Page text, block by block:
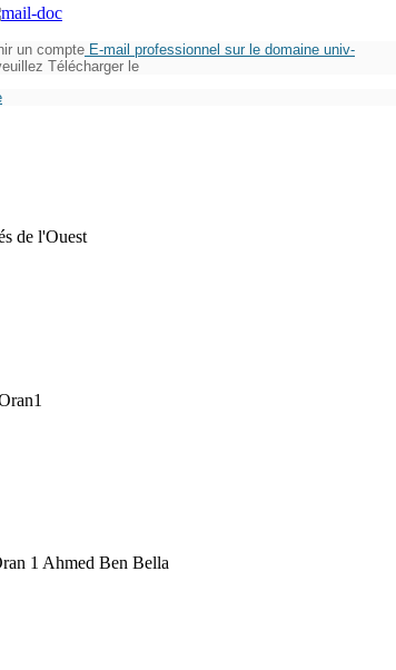
un compte E-mail professionnel sur le domaine univ-
Télécharger le
de l'Ouest
1 Ahmed Ben Bella